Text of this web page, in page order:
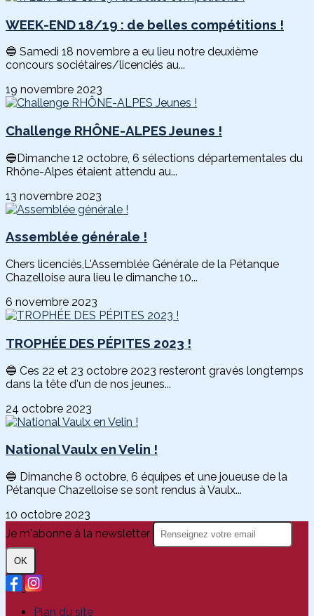
WEEK-END 18/19 : de belles compétitions !
🔵 Samedi 18 novembre a eu lieu notre deuxième
concours sociétaires/licenciés au...
19 novembre 2023
Challenge RHÔNE-ALPES Jeunes !
🔵Dimanche 12 octobre, 6 sélections départementales du
Rhône-Alpes étaient attendu au...
13 novembre 2023
Assemblée générale !
Chers licenciés,L'Assemblée Générale de la Pétanque
Chazelloise aura lieu le dimanche 10...
6 novembre 2023
TROPHÉE DES PÉPITES 2023 !
🔵 Ces 22 et 23 octobre 2023 resteront gravés longtemps
dans la tête d'un de nos jeunes...
24 octobre 2023
National Vaulx en Velin !
🔵 Dimanche 8 octobre, 6 équipes et une joueuse de la
Pétanque Chazelloise se sont rendus à Vaulx...
10 octobre 2023
Je m'abonne à la newsletter
OK
Plan du site